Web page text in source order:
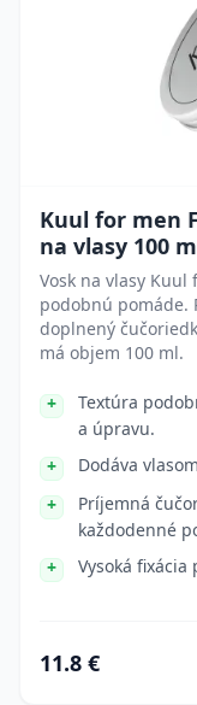
Kuul for men
na vlasy 100
Vosk na vlasy
podobnú pomáde.
doplnený
má objem 100 ml.
Textúra
a úpravu.
Dodáva
Príjemná
každodenné
Vysoká
11.8 €